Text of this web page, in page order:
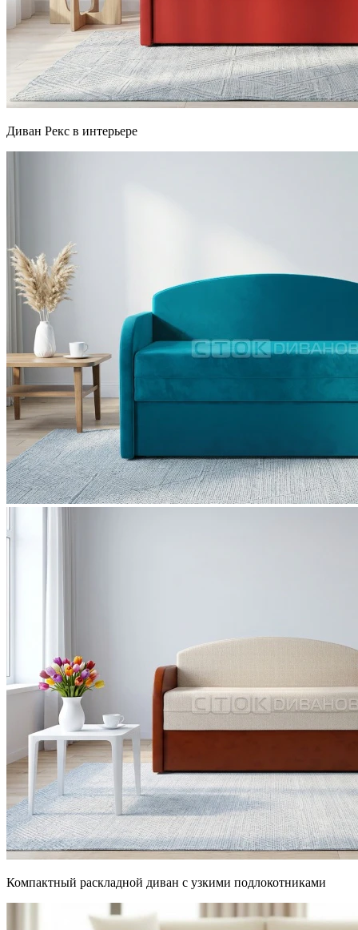
Диван Рекс в интерьере
Компактный раскладной диван с узкими подлокотниками